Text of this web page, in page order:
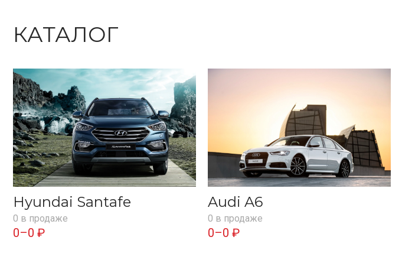
КАТАЛОГ
Hyundai Santafe
0 в продаже
0–0 ₽
Audi A6
0 в продаже
0–0 ₽